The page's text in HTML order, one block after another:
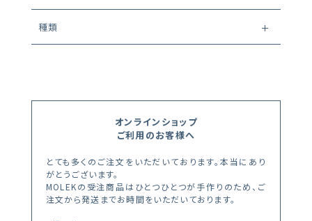
種類
オンラインショップ
ご利用のお客様へ
とても多くのご注文をいただいております。本当にあり
がとうございます。
MOLEKの受注商品はひとつひとつが手作りのため、ご
注文から発送までお時間をいただいております。